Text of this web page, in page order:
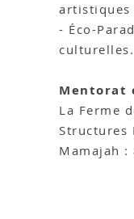
artistiques
- Éco-
culturelles.
Mentorat
La Ferme
Structures
Mamajah :